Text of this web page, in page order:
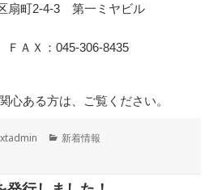
扇町2-4-3 第一ミヤビル
ＡＸ：045-306-8435
心ある方は、ご覧ください。
カ
リ
新着情報